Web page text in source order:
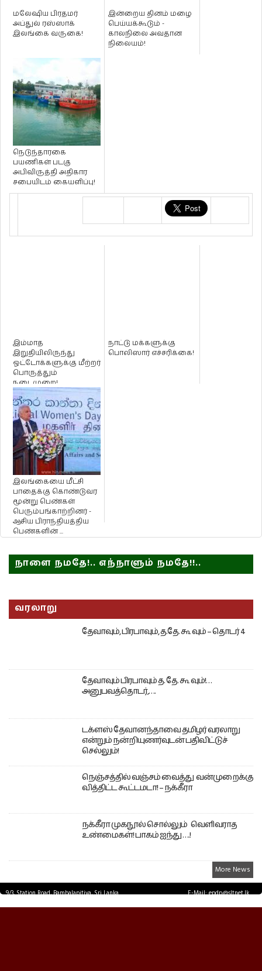
மலேஷிய பிரதமர்
அப்துல் ரஸ்ஸாக்
இலங்கை வருகை!
இன்றைய தினம் மழை
பெய்யக்கூடும் -
காலநிலை அவதான
நிலையம்!
நெடுந்தாரகை
பயணிகள் படகு
அபிவிருத்தி அதிகார
சபையிடம் கையளிப்பு!
இம்மாத
இறுதியிலிருந்து
ஓட்டோக்களுக்கு மீற்றர்
பொருத்தும்
நடைமுறை!
நாட்டு மக்களுக்கு
பொலிஸார் எச்சரிக்கை!
இலங்கையை மீட்சி
பாதைக்கு கொண்டுவர
மூன்று பெண்கள்
பெரும்பங்காற்றினர் -
ஆசிய பிராந்தியத்திய
பெண்களின் ...
நாளை நமதே!.. எந்நாளும் நமதே!!..
வரலாறு
தேவாவும், பிரபாவும், த.தே. கூ வும் – தொடர் 4
தேவாவும் பிரபாவும் த. தே. கூ வும்!…
அனுபவத்தொடர்,….
டக்ளஸ் தேவானந்தாவை தமிழர் வரலாறு
என்றும் நன்றியுணர்வுடன் பதிவிட்டுச்
செல்லும்!
நெஞ்சத்தில் வஞ்சம் வைத்து வன்முறைக்கு
வித்திட்ட கூட்டமடா! – நக்கீரா
நக்கீரா முகநூல் சொல்லும் வெளிவராத
உண்மைகள்! பாகம் ஐந்து ….!
More News
9/3, Station Road, Bambalapitiya, Sri Lanka.
E-Mail: epdp@sltnet.lk